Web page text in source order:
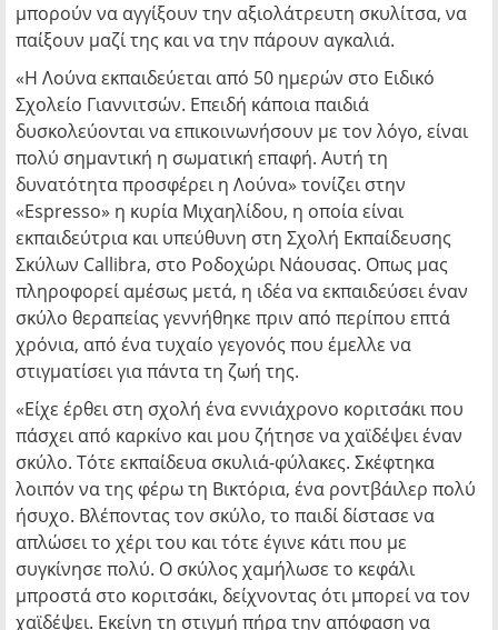
μπορούν να αγγίξουν την αξιολάτρευτη σκυλίτσα, να
παίξουν μαζί της και να την πάρουν αγκαλιά.
«Η Λούνα εκπαιδεύεται από 50 ημερών στο Ειδικό
Σχολείο Γιαννιτσών. Επειδή κάποια παιδιά
δυσκολεύονται να επικοινωνήσουν με τον λόγο, είναι
πολύ σημαντική η σωματική επαφή. Αυτή τη
δυνατότητα προσφέρει η Λούνα» τονίζει στην
«Espresso» η κυρία Μιχαηλίδου, η οποία είναι
εκπαιδεύτρια και υπεύθυνη στη Σχολή Εκπαίδευσης
Σκύλων Callibra, στο Ροδοχώρι Νάουσας. Οπως μας
πληροφορεί αμέσως μετά, η ιδέα να εκπαιδεύσει έναν
σκύλο θεραπείας γεννήθηκε πριν από περίπου επτά
χρόνια, από ένα τυχαίο γεγονός που έμελλε να
στιγματίσει για πάντα τη ζωή της.
«Είχε έρθει στη σχολή ένα εννιάχρονο κοριτσάκι που
πάσχει από καρκίνο και μου ζήτησε να χαϊδέψει έναν
σκύλο. Τότε εκπαίδευα σκυλιά-φύλακες. Σκέφτηκα
λοιπόν να της φέρω τη Βικτόρια, ένα ροντβάιλερ πολύ
ήσυχο. Βλέποντας τον σκύλο, το παιδί δίστασε να
απλώσει το χέρι του και τότε έγινε κάτι που με
συγκίνησε πολύ. Ο σκύλος χαμήλωσε το κεφάλι
μπροστά στο κοριτσάκι, δείχνοντας ότι μπορεί να τον
χαϊδέψει. Εκείνη τη στιγμή πήρα την απόφαση να